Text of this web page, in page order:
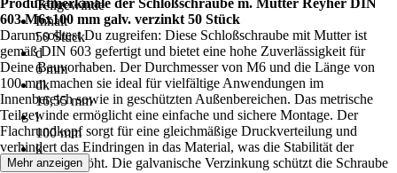
Teilgewinde
Inhalt
50 Stück
d
6 mm
dk
16,55 mm
l
100 mm
k
3,88 mm
Produktmerkmale der Schloßschraube m. Mutter Reyher DIN
603 M6x100 mm galv. verzinkt 50 Stück
Darum solltest Du zugreifen: Diese Schloßschraube mit Mutter ist
gemäß DIN 603 gefertigt und bietet eine hohe Zuverlässigkeit für
Deine Bauvorhaben. Der Durchmesser von M6 und die Länge von
100 mm machen sie ideal für vielfältige Anwendungen im
Innenbereich sowie in geschützten Außenbereichen. Das metrische
Teilgewinde ermöglicht eine einfache und sichere Montage. Der
Flachrundkopf sorgt für eine gleichmäßige Druckverteilung und
verhindert das Eindringen in das Material, was die Stabilität der
Verbindung erhöht. Die galvanische Verzinkung schützt die Schraube
Mehr anzeigen